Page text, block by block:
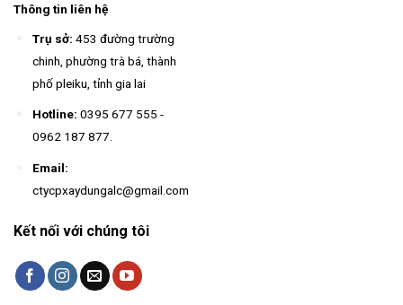
Thông tin liên hệ
Trụ sở: 453 đường trường
chinh, phường trà bá, thành
phố pleiku, tỉnh gia lai
Hotline: 0395 677 555 -
0962 187 877.
Email:
ctycpxaydungalc@gmail.com
Kết nối với chúng tôi